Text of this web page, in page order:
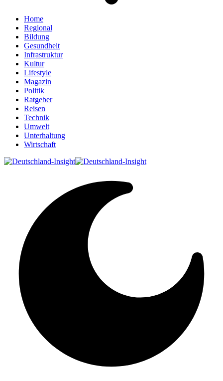
Home
Regional
Bildung
Gesundheit
Infrastruktur
Kultur
Lifestyle
Magazin
Politik
Ratgeber
Reisen
Technik
Umwelt
Unterhaltung
Wirtschaft